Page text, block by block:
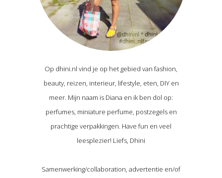
Op dhini.nl vind je op het gebied van fashion,
beauty, reizen, interieur, lifestyle, eten, DIY en
meer. Mijn naam is Diana en ik ben dol op:
perfumes, miniature perfume, postzegels en
prachtige verpakkingen. Have fun en veel
leesplezier! Liefs, Dhini
Samenwerking/collaboration, advertentie en/of